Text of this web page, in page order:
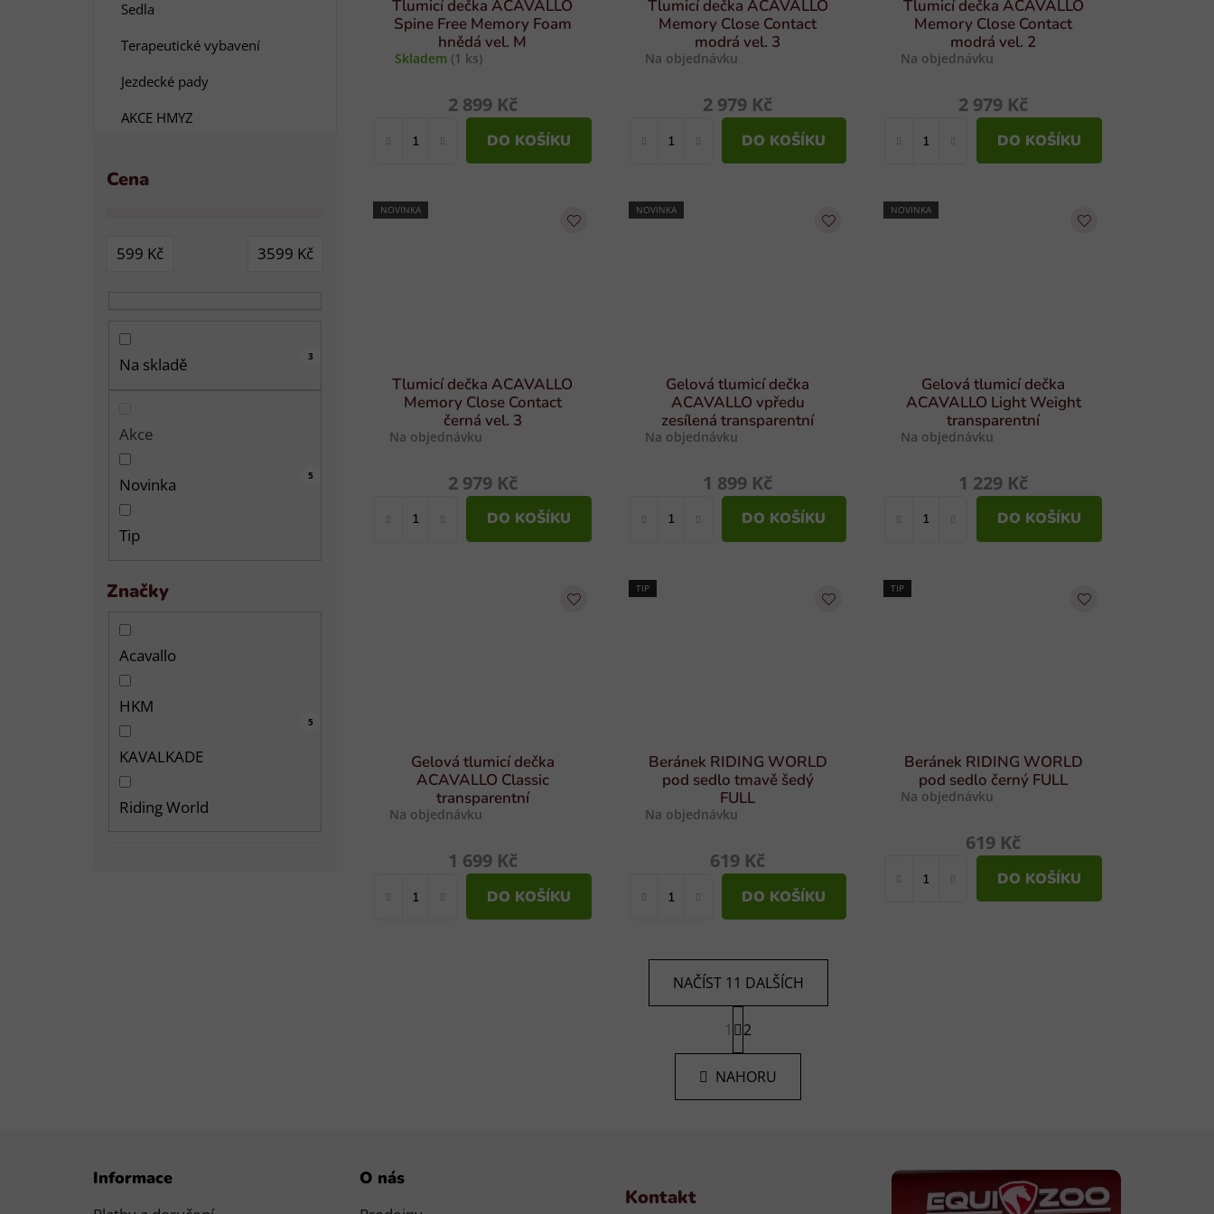
Sedla
Terapeutické vybavení
Jezdecké pady
AKCE HMYZ
Cena
599 Kč 3599 Kč
Na skladě 3
Akce
0
Novinka 11
Tip
5
Značky
Acavallo
15
HKM
1
KAVALKADE
2
Riding World
5
Tlumicí dečka ACAVALLO
Spine Free Memory Foam
hnědá vel. M
Skladem (1 ks)
2 899 Kč
DO KOŠÍKU
Tlumicí dečka ACAVALLO
Memory Close Contact
modrá vel. 3
Na objednávku
2 979 Kč
DO KOŠÍKU
Tlumicí dečka ACAVALLO
Memory Close Contact
modrá vel. 2
Na objednávku
2 979 Kč
DO KOŠÍKU
NOVINKA
Tlumicí dečka ACAVALLO
Memory Close Contact
černá vel. 3
Na objednávku
2 979 Kč
DO KOŠÍKU
NOVINKA
Gelová tlumicí dečka
ACAVALLO vpředu
zesílená transparentní
Na objednávku
1 899 Kč
DO KOŠÍKU
NOVINKA
Gelová tlumicí dečka
ACAVALLO Light Weight
transparentní
Na objednávku
1 229 Kč
DO KOŠÍKU
Gelová tlumicí dečka
ACAVALLO Classic
transparentní
Na objednávku
1 699 Kč
DO KOŠÍKU
TIP
Beránek RIDING WORLD
pod sedlo tmavě šedý
FULL
Na objednávku
619 Kč
DO KOŠÍKU
TIP
Beránek RIDING WORLD
pod sedlo černý FULL
Na objednávku
619 Kč
DO KOŠÍKU
O
v
l
á
NAČÍST 11 DALŠÍCH
S
t
r
n
k
1 2
NAHORU
Informace O nás
Kontakt